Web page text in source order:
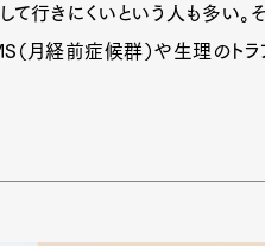
行きにくいという人も多い。
（月経前症候群）や生理のト